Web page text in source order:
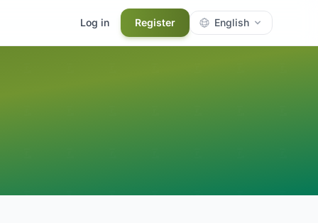
Log in Register English